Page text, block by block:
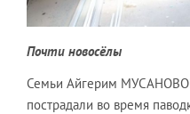
Почти новосёлы
Семьи Айгерим
пострадали во время